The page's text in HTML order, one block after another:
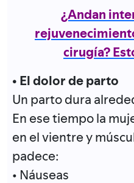
¿Andan
cirugía?
• El dolor de parto
Un parto dura
En ese tiempo la
en el vientre y
padece:
• Náuseas